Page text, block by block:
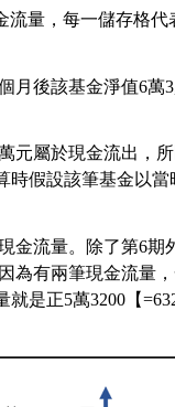
量，每一儲存格
月後該基金淨值6萬
元屬於現金流出，
時假設該筆基金以
金流量。除了第6期
為有兩筆現金流量
是正5萬3200【